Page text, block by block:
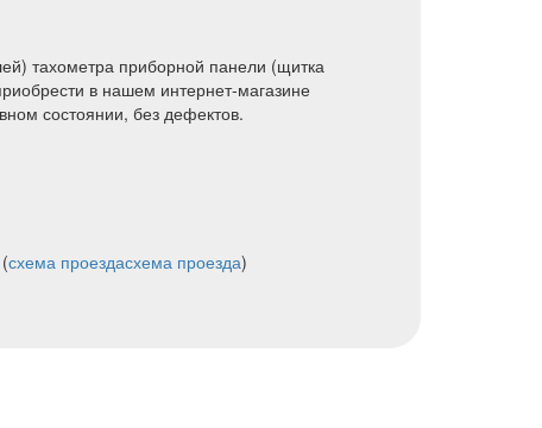
тахометра приборной панели (щитка
в нашем интернет-магазине
состоянии, без дефектов.
схема проездасхема проезда)